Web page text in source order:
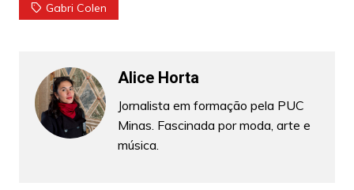
Gabri Colen
Alice Horta
Jornalista em formação pela PUC
Minas. Fascinada por moda, arte e
música.